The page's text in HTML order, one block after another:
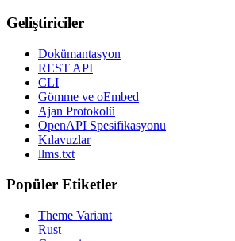
Geliştiriciler
Dokümantasyon
REST API
CLI
Gömme ve oEmbed
Ajan Protokolü
OpenAPI Spesifikasyonu
Kılavuzlar
llms.txt
Popüler Etiketler
Theme Variant
Rust